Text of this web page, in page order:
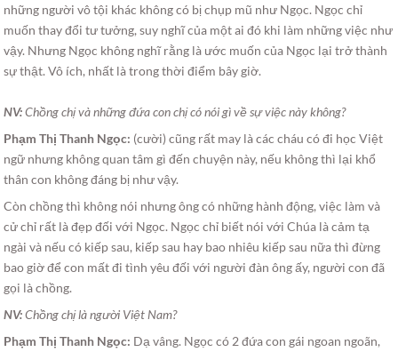
những người vô tội khác không có bị chụp mũ như Ngọc. Ngọc chỉ
muốn thay đổi tư tưởng, suy nghĩ của một ai đó khi làm những việc như
vậy. Nhưng Ngọc không nghĩ rằng là ước muốn của Ngọc lại trở thành
sự thật. Vô ích, nhất là trong thời điểm bây giờ.
NV:Chồng chị và những đứa con chị có nói gì về sự việc này không?
Phạm Thị Thanh Ngọc: (cười) cũng rất may là các cháu có đi học Việt
ngữ nhưng không quan tâm gì đến chuyện này, nếu không thì lại khổ
thân con không đáng bị như vậy.
Còn chồng thì không nói nhưng ông có những hành động, việc làm và
cử chỉ rất là đẹp đối với Ngọc. Ngọc chỉ biết nói với Chúa là cảm tạ
ngài và nếu có kiếp sau, kiếp sau hay bao nhiêu kiếp sau nữa thì đừng
bao giờ để con mất đi tình yêu đối với người đàn ông ấy, người con đã
gọi là chồng.
NV:Chồng chị là người Việt Nam?
Phạm Thị Thanh Ngọc: Dạ vâng. Ngọc có 2 đứa con gái ngoan ngoãn,